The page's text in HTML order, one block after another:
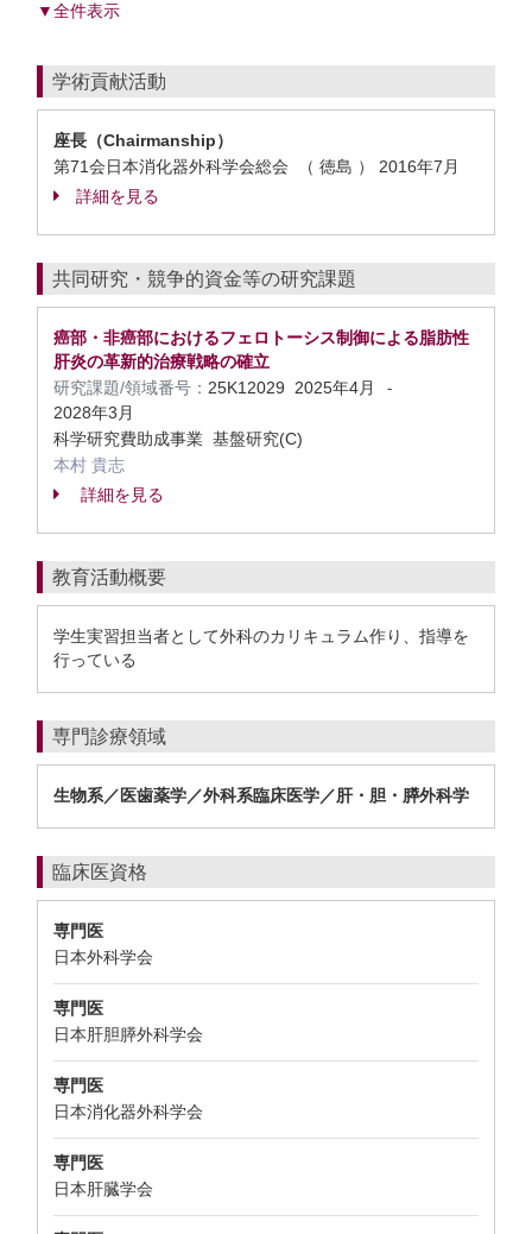
▼全件表示
学術貢献活動
座長（Chairmanship）
第71会日本消化器外科学会総会 （ 徳島 ） 2016年7月
詳細を見る
共同研究・競争的資金等の研究課題
癌部・非癌部におけるフェロトーシス制御による脂肪性
肝炎の革新的治療戦略の確立
研究課題/領域番号： 25K12029 2025年4月 -
2028年3月
科学研究費助成事業 基盤研究(C)
本村 貴志
詳細を見る
教育活動概要
学生実習担当者として外科のカリキュラム作り、指導を
行っている
専門診療領域
生物系／医歯薬学／外科系臨床医学／肝・胆・膵外科学
臨床医資格
専門医
日本外科学会
専門医
日本肝胆膵外科学会
専門医
日本消化器外科学会
専門医
日本肝臓学会